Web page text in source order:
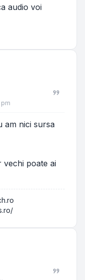
audio voi
am nici sursa
vechi poate ai